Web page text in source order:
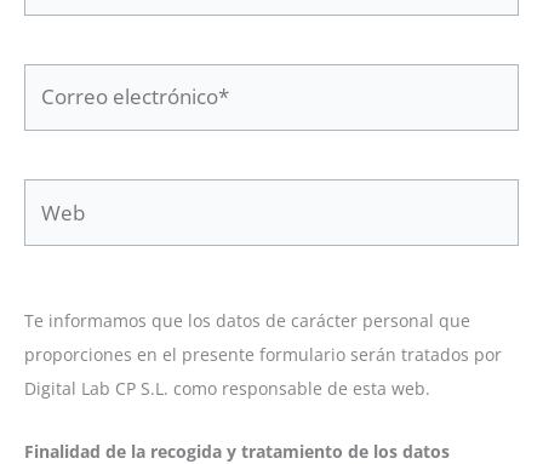
electrónico*
Te informamos que los datos de carácter personal que
proporciones en el presente formulario serán tratados por
Digital Lab CP S.L. como responsable de esta web.
Finalidad de la recogida y tratamiento de los datos